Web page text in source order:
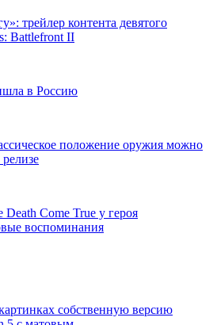
трейлер контента девятого
Battlefront II
в Россию
положение оружия можно
Come True у героя
воспоминания
собственную версию